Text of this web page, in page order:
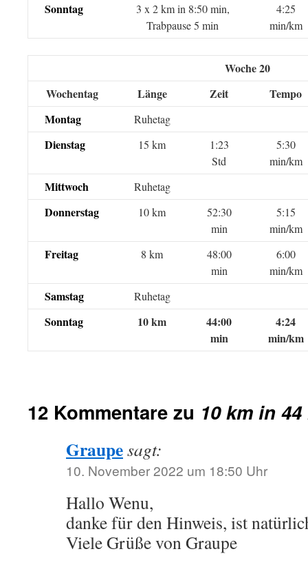
Sonntag
3 x 2 km in 8:50 min,
Trabpause 5 min
4:25
min/km
Woche 20
Wochentag
Länge Zeit
Tempo
Montag
Ruhetag
Dienstag 15 km
1:23
Std
5:30
min/km
Mittwoch Ruhetag
Donnerstag 10 km
52:30
min
5:15
min/km
Freitag 8 km
48:00
min
6:00
min/km
Samstag Ruhetag
Sonntag 10 km
44:00
min
4:24
min/km
12 Kommentare zu 10 km in
Graupesagt:
10. November 2022 um 18:50 Uhr
Hallo Wenu,
danke für den Hinweis, ist
Viele Grüße von Graupe